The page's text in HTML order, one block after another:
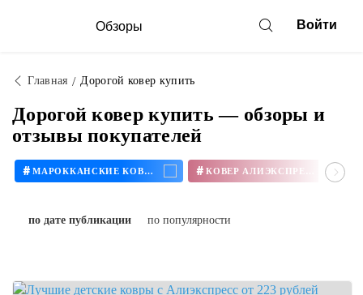
Обзоры Войти
Главная Дорогой ковер купить
Дорогой ковер купить — обзоры и
отзывы покупателей
# МАРОККАНСКИЕ КОВРЫ #
по дате публикации по популярности